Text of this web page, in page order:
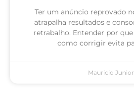
Ter um anúncio reprovado
atrapalha resultados e
retrabalho. Entender por
como corrigir evita
Mauricio Junior